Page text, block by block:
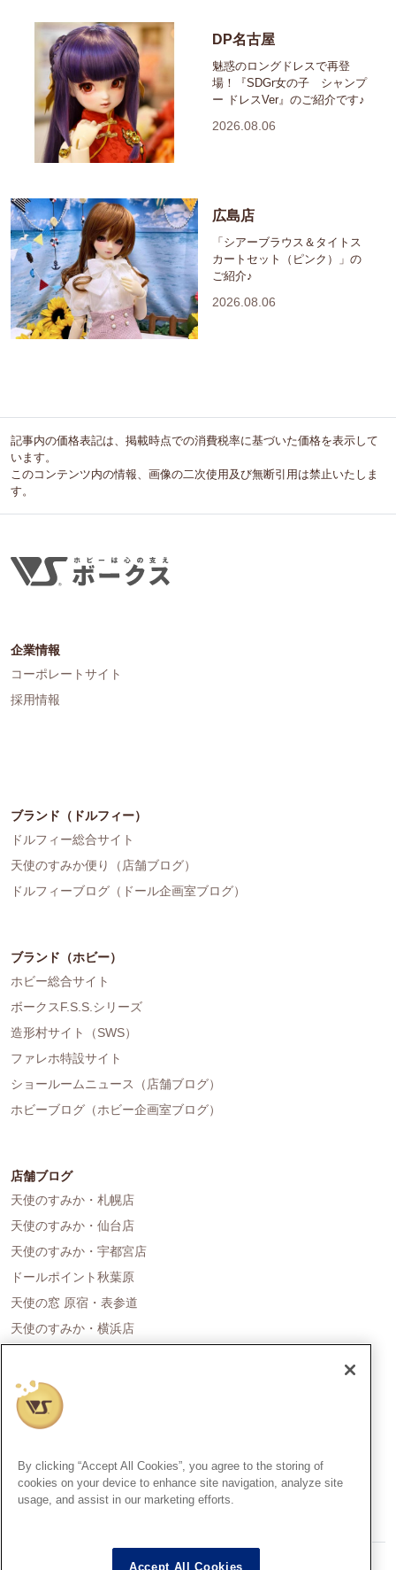
DP名古屋
魅惑のロングドレスで再登
場！『SDGr女の子 シャンプ
ー ドレスVer』のご紹介です♪
2026.08.06
広島店
「シアーブラウス＆タイトス
カートセット（ピンク）」の
ご紹介♪
2026.08.06
記事内の価格表記は、掲載時点での消費税率に基づいた価格を表示して
います。
このコンテンツ内の情報、画像の二次使用及び無断引用は禁止いたしま
す。
企業情報
コーポレートサイト
採用情報
ブランド（ドルフィー）
ドルフィー総合サイト
天使のすみか便り（店舗ブログ）
ドルフィーブログ（ドール企画室ブログ）
ブランド（ホビー）
ホビー総合サイト
ボークスF.S.S.シリーズ
造形村サイト（SWS）
ファレホ特設サイト
ショールームニュース（店舗ブログ）
ホビーブログ（ホビー企画室ブログ）
店舗ブログ
天使のすみか・札幌店
天使のすみか・仙台店
天使のすみか・宇都宮店
ドールポイント秋葉原
天使の窓 原宿・表参道
天使のすみか・横浜店
天使の里 霞中庵
ドールポイント大阪
天使のすみか・神戸店
天使のすみか・福岡店
創作造形©造形村/ボークス
By clicking “Accept All Cookies”, you agree to the storing of
cookies on your device to enhance site navigation, analyze site
usage, and assist in our marketing efforts.
Accept All Cookies